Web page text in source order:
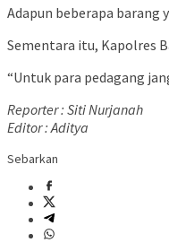
Adapun beberapa barang
Sementara itu, Kapolres
“Untuk para pedagang
Reporter : Siti Nurjanah
Editor : Aditya
Sebarkan